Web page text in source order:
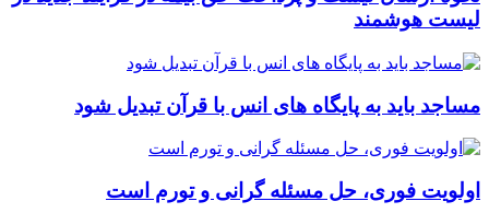
لیست هوشمند
مساجد باید به پایگاه های انس با قرآن تبدیل شود
اولویت فوری، حل مسئله گرانی و تورم است